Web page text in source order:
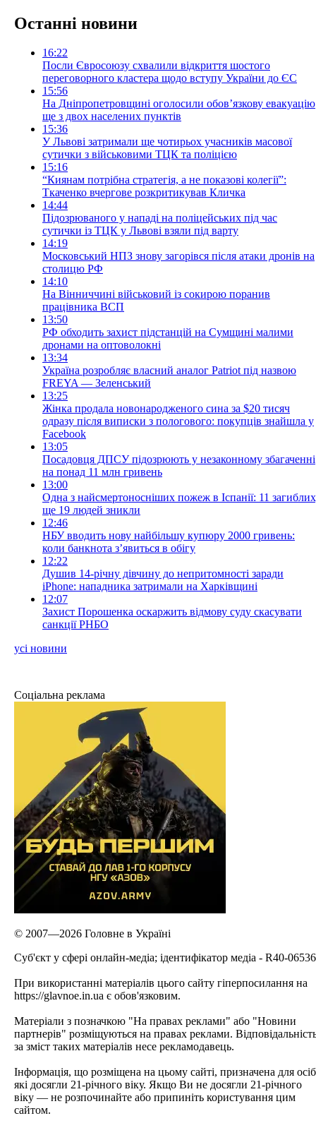
Останні новини
16:22
Посли Євросоюзу схвалили відкриття шостого
переговорного кластера щодо вступу України до ЄС
15:56
На Дніпропетровщині оголосили обов’язкову евакуацію
ще з двох населених пунктів
15:36
У Львові затримали ще чотирьох учасників масової
сутички з військовими ТЦК та поліцією
15:16
“Киянам потрібна стратегія, а не показові колегії”:
Ткаченко вчергове розкритикував Кличка
14:44
Підозрюваного у нападі на поліцейських під час
сутички із ТЦК у Львові взяли під варту
14:19
Московський НПЗ знову загорівся після атаки дронів на
столицю РФ
14:10
На Вінниччині військовий із сокирою поранив
працівника ВСП
13:50
РФ обходить захист підстанцій на Сумщині малими
дронами на оптоволокні
13:34
Україна розробляє власний аналог Patriot під назвою
FREYA — Зеленський
13:25
Жінка продала новонародженого сина за $20 тисяч
одразу після виписки з пологового: покупців знайшла у
Facebook
13:05
Посадовця ДПСУ підозрюють у незаконному збагаченні
на понад 11 млн гривень
13:00
Одна з найсмертоносніших пожеж в Іспанії: 11
ще 19 людей зникли
12:46
НБУ вводить нову найбільшу купюру 2000 гривень:
коли банкнота з’явиться в обігу
12:22
Душив 14-річну дівчину до непритомності заради
iPhone: нападника затримали на Харківщині
12:07
Захист Порошенка оскаржить відмову суду скасувати
санкції РНБО
усі новини
Соціальна реклама
© 2007—2026 Головне в Україні
Cуб'єкт у сфері онлайн-медіа; ідентифікатор медіа - R40-06536
При використанні матеріалів цього сайту гіперпосилання на
https://glavnoe.in.ua є обов'язковим.
Матеріали з позначкою "На правах реклами" або "Новини
партнерів" розміщуються на правах реклами.
за зміст таких матеріалів несе рекламодавець.
Інформація, що розміщена на цьому сайті, призначена для
які досягли 21-річного віку. Якщо Ви не досягли 21-річного
віку — не розпочинайте або припиніть користування цим
сайтом.